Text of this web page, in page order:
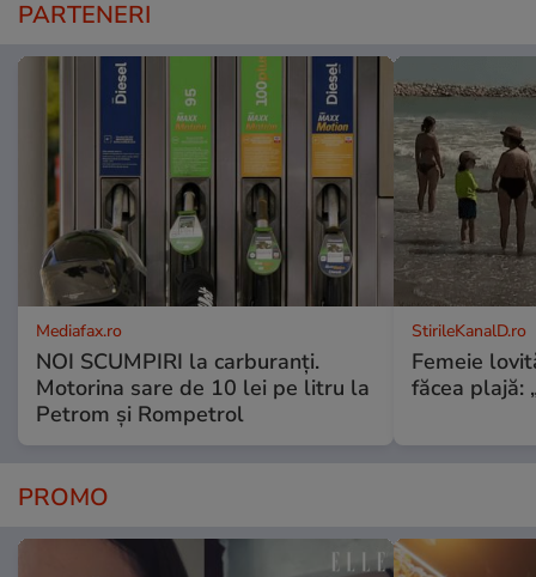
PARTENERI
Mediafax.ro
NOI SCUMPIRI la carburanți.
Motorina sare de 10 lei pe litru la
Petrom și Rompetrol
StirileKanalD.ro
Femeie
făcea plajă:
PROMO